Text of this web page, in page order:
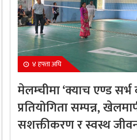
४ हफ्ता अघि
मेलम्चीमा ‘क्याच एण्ड सर्भ
प्रतियोगिता सम्पन्न,
सशक्तीकरण र स्वस्थ